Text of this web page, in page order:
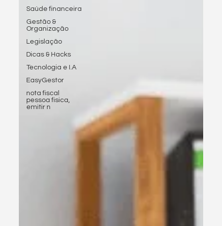
Saúde financeira
Gestão &
Organização
Legislação
Dicas & Hacks
Tecnologia e I.A
EasyGestor
nota fiscal
pessoa fisica,
emitir n